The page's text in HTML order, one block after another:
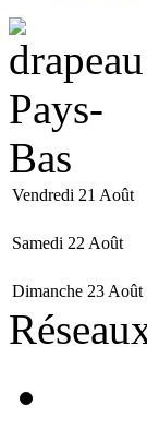
Vendredi 21 Août
Samedi 22 Août
Dimanche 23 Août